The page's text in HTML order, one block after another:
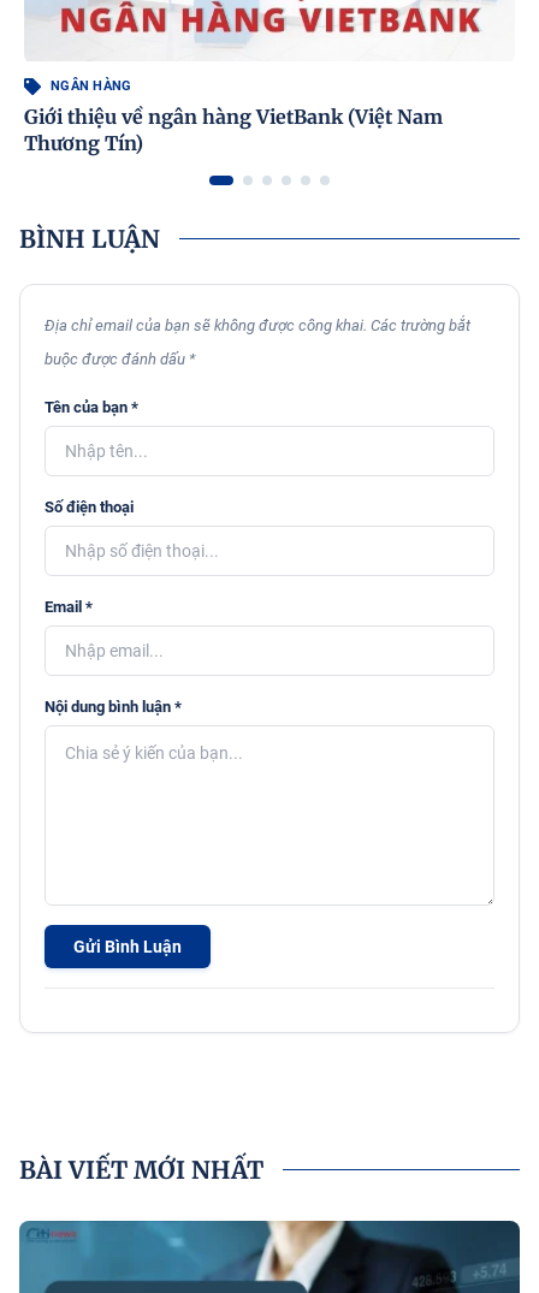
NGÂN HÀNG
Giới thiệu về ngân hàng VietBank (Việt Nam
Thương Tín)
BÌNH LUẬN
Địa chỉ email của bạn sẽ không được công khai. Các trường bắt
buộc được đánh dấu *
Tên của bạn *
Số điện thoại
Email *
Nội dung bình luận *
Gửi Bình Luận
BÀI VIẾT MỚI NHẤT